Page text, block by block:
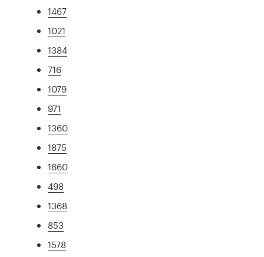
1467
1021
1384
716
1079
971
1360
1875
1660
498
1368
853
1578